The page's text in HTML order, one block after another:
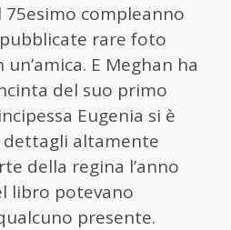
compleanno
rare foto
E Meghan ha
del suo primo
Eugenia si è
dettagli altamente
della regina l’anno
libro potevano
presente.